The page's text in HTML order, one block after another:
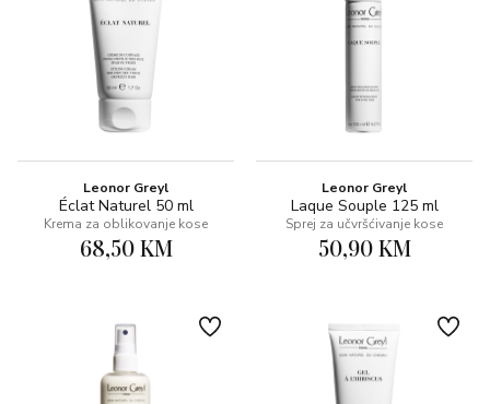
Leonor Greyl
Éclat Naturel 50 ml
Krema za oblikovanje kose
68,50 KM
Leonor Greyl
Laque Souple 125 ml
Sprej za učvršćivanje kose
50,90 KM